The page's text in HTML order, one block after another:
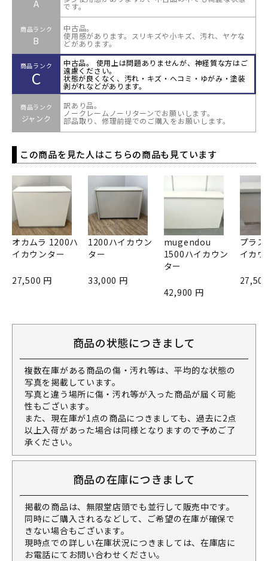
A です。
商品ランク
B
中古品。
使用感があります。スリキズや小キズ、汚れ、ヤケな
どがあります。
商品ランク
C
中古品。 使用上は問題ありませんが、神経質な方はご
遠慮ください。
状態が良くなく、汚れ・キズ・ヘコミ・ゆがみ・塗装
剥がれなどがあります。
商品ランク
ジャンク
訳あり品。
ノークレームノーリターンでお願いします。
部品取り、修理前提でのご購入をお願いします。
この商品を見た人はこちらの商品も見ています
オカムラ 1200ハ
イカウンター
27,500 円
1200ハイカウン
ター
33,000 円
mugendou
1500ハイカウン
ター
42,900 円
プラ
イカ
商品の状態につきまして
複数在庫がある商品の傷・汚れ等は、平均的な状態の
写真を掲載しています。
写真と違う場所に傷・汚れ等が入った商品が届く可能
性もございます。
また、現在庫が1点の商品につきましても、過去に2点
以上入荷があった場合は同様となりますので予めご了
承ください。
商品の在庫につきまして
掲載の商品は、無限堂店頭でも並行して販売中です。
同時にご購入されるなどして、ご希望の在庫が確保で
きない場合もございます。
現時点での詳しい在庫状況につきましては、在庫店に
お電話にてお問い合わせください。